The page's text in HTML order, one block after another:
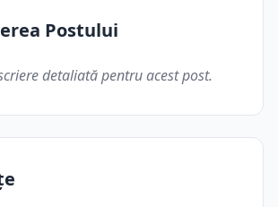
Postului
detaliată pentru acest post.